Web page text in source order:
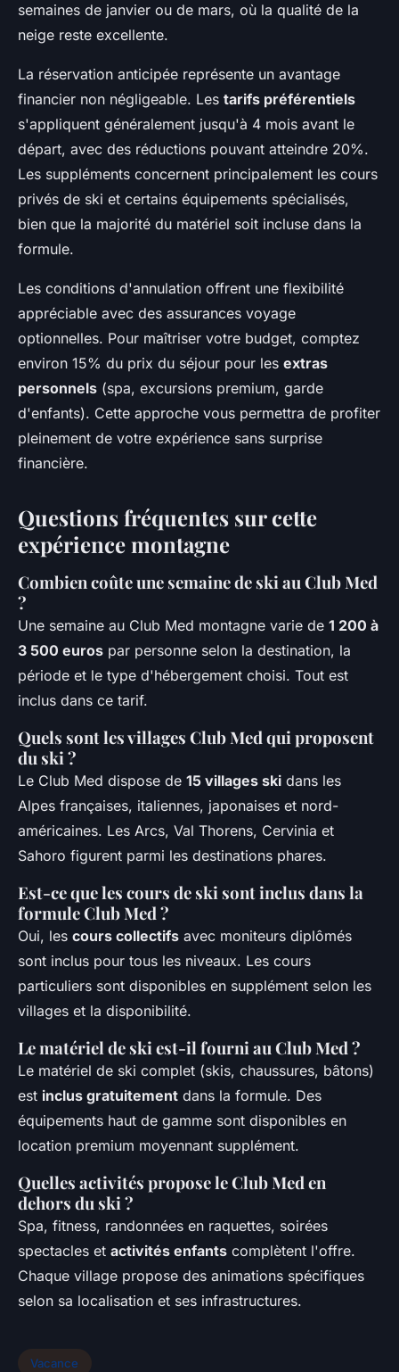
semaines de janvier ou de mars, où la qualité de la
neige reste excellente.
La réservation anticipée représente un avantage
financier non négligeable. Les tarifs préférentiels
s'appliquent généralement jusqu'à 4 mois avant le
départ, avec des réductions pouvant atteindre 20%.
Les suppléments concernent principalement les cours
privés de ski et certains équipements spécialisés,
bien que la majorité du matériel soit incluse dans la
formule.
Les conditions d'annulation offrent une flexibilité
appréciable avec des assurances voyage
optionnelles. Pour maîtriser votre budget, comptez
environ 15% du prix du séjour pour les extras
personnels (spa, excursions premium, garde
d'enfants). Cette approche vous permettra de profiter
pleinement de votre expérience sans surprise
financière.
Questions fréquentes sur cette
expérience montagne
Combien coûte une semaine de ski au Club Med
?
Une semaine au Club Med montagne varie de 1 200 à
3 500 euros par personne selon la destination, la
période et le type d'hébergement choisi. Tout est
inclus dans ce tarif.
Quels sont les villages Club Med qui proposent
du ski ?
Le Club Med dispose de 15 villages ski dans les
Alpes françaises, italiennes, japonaises et nord-
américaines. Les Arcs, Val Thorens, Cervinia et
Sahoro figurent parmi les destinations phares.
Est-ce que les cours de ski sont inclus dans la
formule Club Med ?
Oui, les cours collectifs avec moniteurs diplômés
sont inclus pour tous les niveaux. Les cours
particuliers sont disponibles en supplément selon les
villages et la disponibilité.
Le matériel de ski est-il fourni au Club Med ?
Le matériel de ski complet (skis, chaussures, bâtons)
est inclus gratuitement dans la formule. Des
équipements haut de gamme sont disponibles en
location premium moyennant supplément.
Quelles activités propose le Club Med en
dehors du ski ?
Spa, fitness, randonnées en raquettes, soirées
spectacles et activités enfants complètent l'offre.
Chaque village propose des animations spécifiques
selon sa localisation et ses infrastructures.
Vacance